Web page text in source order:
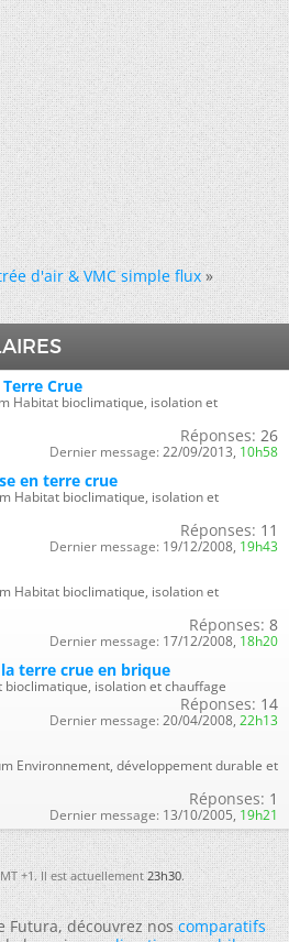
d'air & VMC simple flux »
Crue
Habitat bioclimatique, isolation et
Réponses: 26
Dernier message: 22/09/2013, 10h58
en terre crue
Habitat bioclimatique, isolation et
Réponses: 11
Dernier message: 19/12/2008, 19h43
Habitat bioclimatique, isolation et
Réponses: 8
Dernier message: 17/12/2008, 18h20
terre crue en brique
isolation et chauffage
Réponses: 14
Dernier message: 20/04/2008, 22h13
Environnement, développement durable et
Réponses: 1
Dernier message: 13/10/2005, 19h21
+1. Il est actuellement23h30.
Futura, découvrez noscomparatifs